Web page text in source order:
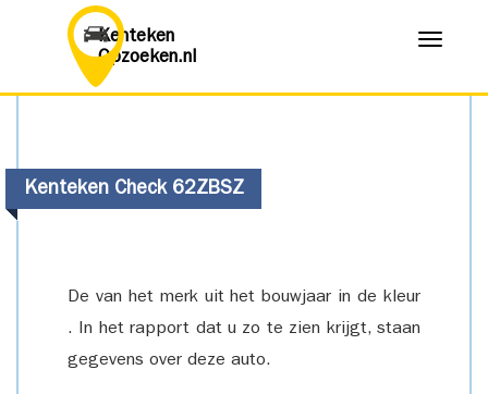
Kenteken
Opzoeken.nl
Menu
Kenteken Check 62ZBSZ
De van het merk uit het bouwjaar in de kleur
. In het rapport dat u zo te zien krijgt, staan
gegevens over deze auto.